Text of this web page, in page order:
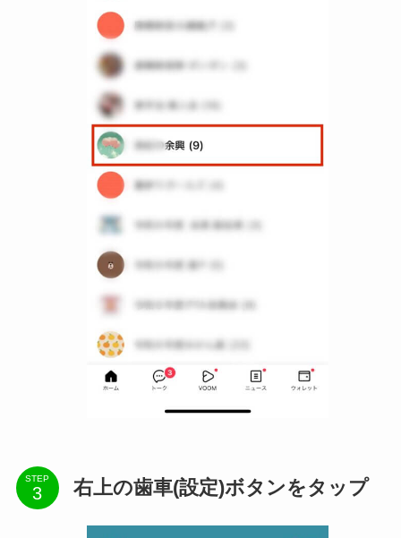
STEP 右上の歯車(設定)ボタンをタップ